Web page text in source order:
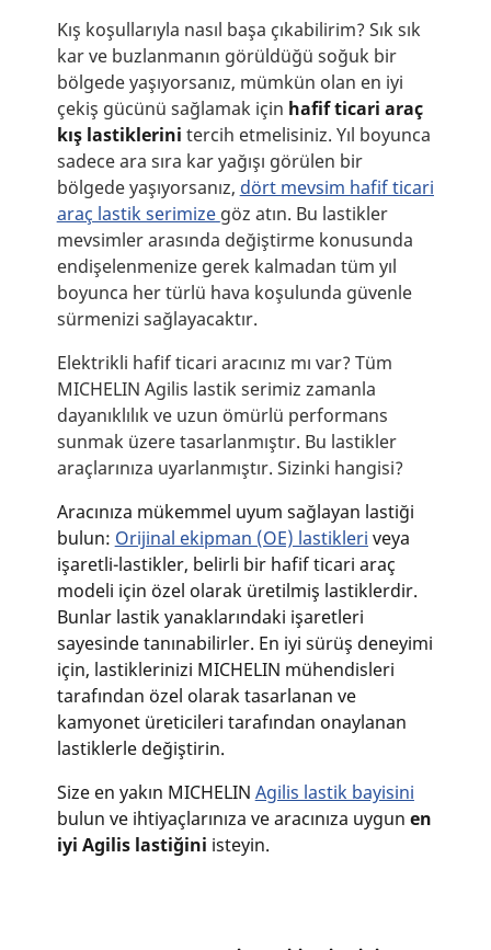
Kış koşullarıyla nasıl başa çıkabilirim? Sık sık
kar ve buzlanmanın görüldüğü soğuk bir
bölgede yaşıyorsanız, mümkün olan en iyi
çekiş gücünü sağlamak için hafif ticari araç
kış lastiklerini tercih etmelisiniz. Yıl boyunca
sadece ara sıra kar yağışı görülen bir
bölgede yaşıyorsanız, dört mevsim hafif ticari
araç lastik serimize göz atın. Bu lastikler
mevsimler arasında değiştirme konusunda
endişelenmenize gerek kalmadan tüm yıl
boyunca her türlü hava koşulunda güvenle
sürmenizi sağlayacaktır.
Elektrikli hafif ticari aracınız mı var? Tüm
MICHELIN Agilis lastik serimiz zamanla
dayanıklılık ve uzun ömürlü performans
sunmak üzere tasarlanmıştır. Bu lastikler
araçlarınıza uyarlanmıştır. Sizinki hangisi?
Aracınıza mükemmel uyum sağlayan lastiği
bulun: Orijinal ekipman (OE) lastikleri veya
işaretli-lastikler, belirli bir hafif ticari araç
modeli için özel olarak üretilmiş lastiklerdir.
Bunlar lastik yanaklarındaki işaretleri
sayesinde tanınabilirler. En iyi sürüş deneyimi
için, lastiklerinizi MICHELIN mühendisleri
tarafından özel olarak tasarlanan ve
kamyonet üreticileri tarafından onaylanan
lastiklerle değiştirin.
Size en yakın MICHELIN Agilis lastik bayisini
bulun ve ihtiyaçlarınıza ve aracınıza uygun en
iyi Agilis lastiğini isteyin.